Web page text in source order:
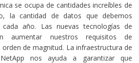
se ocupa de cantidades increíbles de
la cantidad de datos que debemos
año. Las nuevas tecnologías de
aumentar nuestros requisitos de
de magnitud. La infraestructura de
nos ayuda a garantizar que